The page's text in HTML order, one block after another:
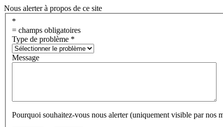
Nous alerter à propos de ce site
*
= champs obligatoires
Type de problème *
Message
Pourquoi souhaitez-vous nous alerter (uniquement visible par nos